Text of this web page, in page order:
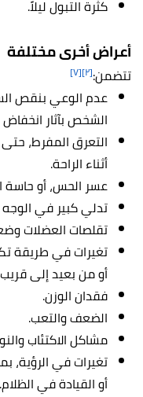
كثرة التبول ليلاً.
أعراض أخرى مختلفة
تتضمن:[٢] [٧]
عدم الوعي بنقص
الشخص بآثار
التعرق المفرط،
أثناء الراحة.
عسر الحس، أو
تدلي كبير في
تقلصات العضلات
تغيرات في طريقة
أو من بعيد إلى
فقدان الوزن.
الضعف والتعب.
مشاكل الاكتئاب
تغيرات في الرؤية،
أو القيادة في الظلام.